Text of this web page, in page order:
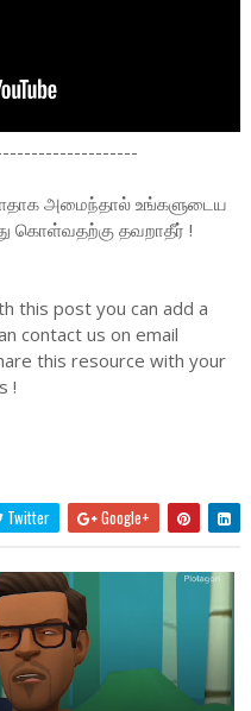
அமைந்தால் உங்களுடைய
கொள்வதற்கு தவறாதீர் !
this post you can add a
contact us on email
this resource with your
!
Twitter Google+